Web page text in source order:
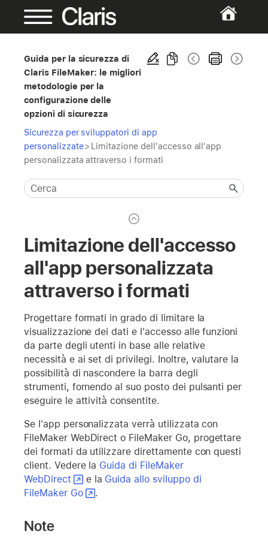
Guida per la sicurezza di
Claris FileMaker: le migliori
metodologie per la
configurazione delle
opzioni di sicurezza
Sicurezza per sviluppatori di app
personalizzate> Limitazione dell'accesso all'app
personalizzata attraverso i formati
Limitazione dell'accesso
all'app personalizzata
attraverso i formati
Progettare formati in grado di limitare la
visualizzazione dei dati e l'accesso alle funzioni
da parte degli utenti in base alle relative
necessità e ai set di privilegi. Inoltre, valutare la
possibilità di nascondere la barra degli
strumenti, fornendo al suo posto dei pulsanti per
eseguire le attività consentite.
Se l'app personalizzata verrà utilizzata con
FileMaker WebDirect o FileMaker Go, progettare
dei formati da utilizzare direttamente con questi
client. Vedere la Guida di FileMaker
WebDirect
e la Guida allo sviluppo di
FileMaker Go
.
Note